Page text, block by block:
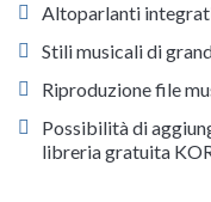
Altoparlanti
Stili musicali di
Riproduzione file
Possibilità di
libreria gratuita